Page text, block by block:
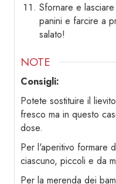
Sfornare e
panini e farcire a
salato!
NOTE
Consigli:
Potete sostituire il
fresco ma in questo
dose.
Per l'aperitivo formare
ciascuno, piccoli e da
Per la merenda dei